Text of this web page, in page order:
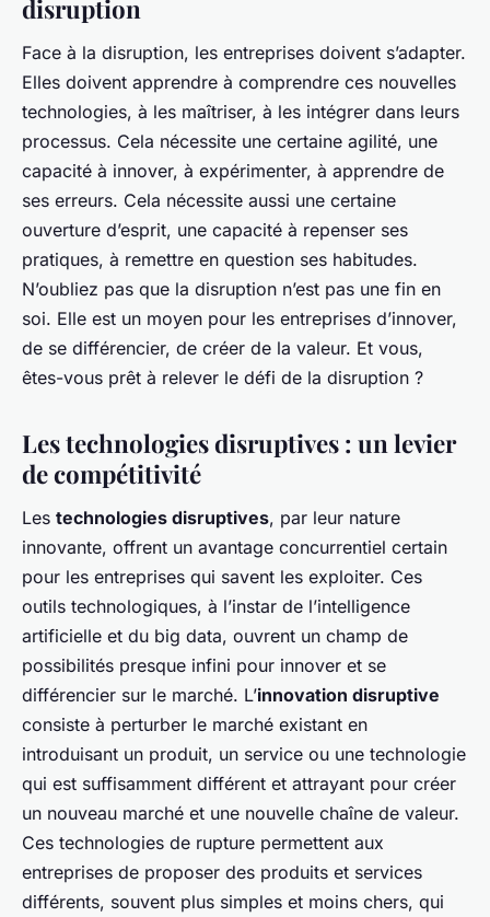
disruption
Face à la disruption, les entreprises doivent s’adapter.
Elles doivent apprendre à comprendre ces nouvelles
technologies, à les maîtriser, à les intégrer dans leurs
processus. Cela nécessite une certaine agilité, une
capacité à innover, à expérimenter, à apprendre de
ses erreurs. Cela nécessite aussi une certaine
ouverture d’esprit, une capacité à repenser ses
pratiques, à remettre en question ses habitudes.
N’oubliez pas que la disruption n’est pas une fin en
soi. Elle est un moyen pour les entreprises d’innover,
de se différencier, de créer de la valeur. Et vous,
êtes-vous prêt à relever le défi de la disruption ?
Les technologies disruptives : un levier
de compétitivité
Les technologies disruptives, par leur nature
innovante, offrent un avantage concurrentiel certain
pour les entreprises qui savent les exploiter. Ces
outils technologiques, à l’instar de l’intelligence
artificielle et du big data, ouvrent un champ de
possibilités presque infini pour innover et se
différencier sur le marché. L’innovation disruptive
consiste à perturber le marché existant en
introduisant un produit, un service ou une technologie
qui est suffisamment différent et attrayant pour créer
un nouveau marché et une nouvelle chaîne de valeur.
Ces technologies de rupture permettent aux
entreprises de proposer des produits et services
différents, souvent plus simples et moins chers, qui